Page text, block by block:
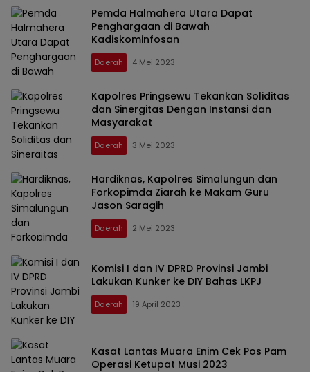
Pemda Halmahera Utara Dapat
Penghargaan di Bawah
Kadiskominfosan
Daerah 4 Mei 2023
Kapolres Pringsewu Tekankan Soliditas
dan Sinergitas Dengan Instansi dan
Masyarakat
Daerah 3 Mei 2023
Hardiknas, Kapolres Simalungun dan
Forkopimda Ziarah ke Makam Guru
Jason Saragih
Daerah 2 Mei 2023
Komisi I dan IV DPRD Provinsi Jambi
Lakukan Kunker ke DIY Bahas LKPJ
Daerah 19 April 2023
Kasat Lantas Muara Enim Cek Pos Pam
Operasi Ketupat Musi 2023